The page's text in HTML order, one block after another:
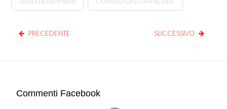
PRECEDENTE SUCCESSIVO
Commenti Facebook